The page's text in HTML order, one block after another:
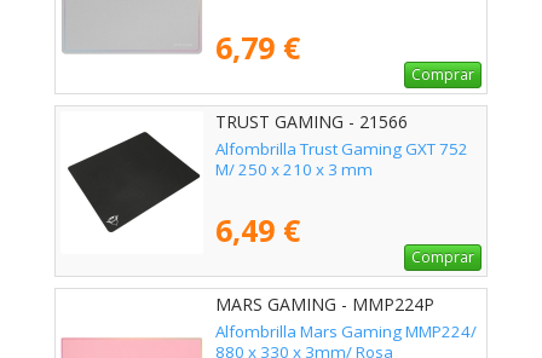
6,79 €
Comprar
TRUST GAMING - 21566
Alfombrilla Trust Gaming GXT 752
M/ 250 x 210 x 3 mm
6,49 €
Comprar
MARS GAMING - MMP224P
Alfombrilla Mars Gaming MMP224/
880 x 330 x 3mm/ Rosa